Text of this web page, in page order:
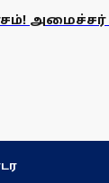
அமைச்சர்